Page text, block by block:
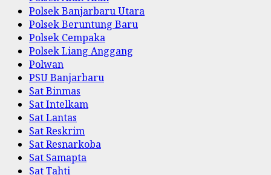
Polsek Banjarbaru Utara
Polsek Beruntung Baru
Polsek Cempaka
Polsek Liang Anggang
Polwan
PSU Banjarbaru
Sat Binmas
Sat Intelkam
Sat Lantas
Sat Reskrim
Sat Resnarkoba
Sat Samapta
Sat Tahti